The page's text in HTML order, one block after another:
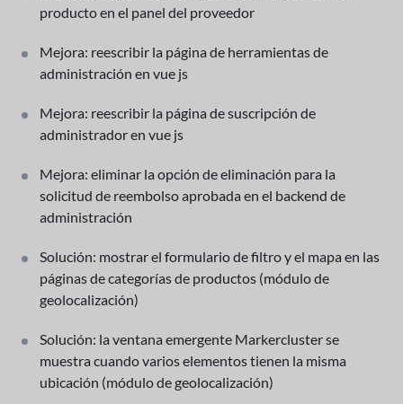
producto en el panel del proveedor
Mejora: reescribir la página de herramientas de
administración en vue js
Mejora: reescribir la página de suscripción de
administrador en vue js
Mejora: eliminar la opción de eliminación para la
solicitud de reembolso aprobada en el backend de
administración
Solución: mostrar el formulario de filtro y el mapa en las
páginas de categorías de productos (módulo de
geolocalización)
Solución: la ventana emergente Markercluster se
muestra cuando varios elementos tienen la misma
ubicación (módulo de geolocalización)